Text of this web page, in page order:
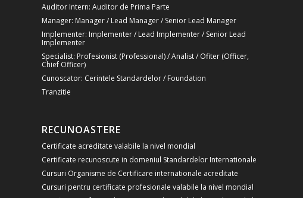
Auditor Intern: Auditor de Prima Parte
Manager: Manager / Lead Manager / Senior Lead Manager
Implementer: Implementer / Lead Implementer / Senior Lead
Implementer
Specialist: Profesionist (Professional) / Analist / Ofiter (Officer,
Chief Officer)
Cunoscator: Cerintele Standardelor / Foundation
Tranzitie
RECUNOASTERE
Certificate acreditate valabile la nivel mondial
Certificate recunoscute in domeniul Standardelor Internationale
Cursuri Organisme de Certificare internationale acreditate
Cursuri pentru certificate profesionale valabile la nivel mondial